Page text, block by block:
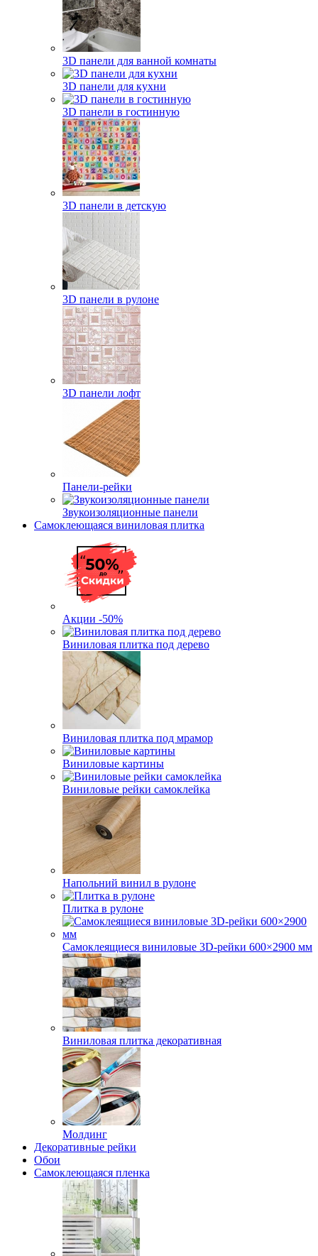
3D панели для ванной комнаты
3D панели для кухни
3D панели в гостинную
3D панели в детскую
3D панели в рулоне
3D панели лофт
Панели-рейки
Звукоизоляционные панели
Самоклеющаяся виниловая плитка
Акции -50%
Виниловая плитка под дерево
Виниловая плитка под мрамор
Виниловые картины
Виниловые рейки самоклейка
Напольний винил в рулоне
Плитка в рулоне
Самоклеящиеся виниловые 3D‑рейки 600×2900 мм
Виниловая плитка декоративная
Молдинг
Декоративные рейки
Обои
Самоклеющаяся пленка